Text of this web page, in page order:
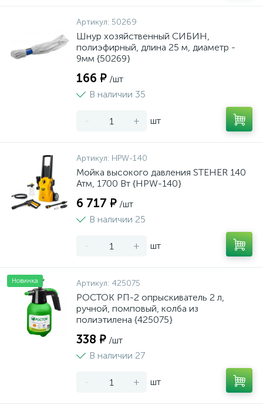
Артикул: 50269
Шнур хозяйственный СИБИН,
полиэфирный, длина 25 м, диаметр -
9мм {50269}
166 ₽ /шт
В наличии 35
- + шт
Артикул: HPW-140
Мойка высокого давления STEHER 140
Атм, 1700 Вт {HPW-140}
6 717 ₽ /шт
В наличии 25
- + шт
Новинка Артикул: 425075
РОСТОК РП-2 опрыскиватель 2 л,
ручной, помповый, колба из
полиэтилена {425075}
338 ₽ /шт
В наличии 27
- + шт